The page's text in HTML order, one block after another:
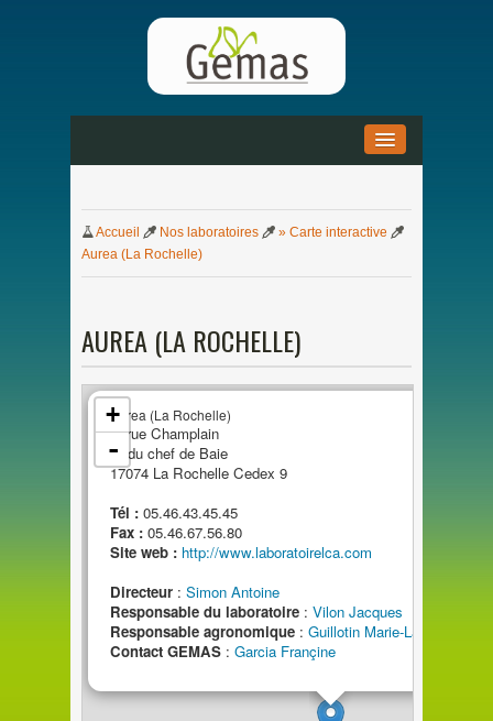
ACTUALITÉS
PARTENARIAT
Accueil Nos laboratoires
» Carte interactive
Aurea (La Rochelle)
AUREA (LA ROCHELLE)
Aurea (La Rochelle)
1, rue Champlain
ZI du chef de Baie
17074 La Rochelle Cedex 9
Tél : 05.46.43.45.45
Fax : 05.46.67.56.80
Site web : http://www.laboratoirelca.com
Directeur : Simon Antoine
Responsable du laboratoire : Vilon Jacques
Responsable agronomique : Guillotin Marie-Laure
Contact GEMAS : Garcia Françine
+
-